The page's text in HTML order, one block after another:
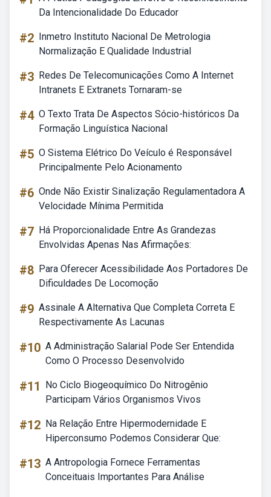
Da Intencionalidade Do Educador
#2 Inmetro Instituto Nacional De Metrologia
Normalização E Qualidade Industrial
#3 Redes De Telecomunicações Como A Internet
Intranets E Extranets Tornaram-se
#4 O Texto Trata De Aspectos Sócio-históricos Da
Formação Linguística Nacional
#5 O Sistema Elétrico Do Veículo é Responsável
Principalmente Pelo Acionamento
#6 Onde Não Existir Sinalização Regulamentadora A
Velocidade Mínima Permitida
#7 Há Proporcionalidade Entre As Grandezas
Envolvidas Apenas Nas Afirmações:
#8 Para Oferecer Acessibilidade Aos Portadores De
Dificuldades De Locomoção
#9 Assinale A Alternativa Que Completa Correta E
Respectivamente As Lacunas
#10 A Administração Salarial Pode Ser Entendida
Como O Processo Desenvolvido
#11
No Ciclo Biogeoquímico Do Nitrogênio
Participam Vários Organismos Vivos
#12 Na Relação Entre Hipermodernidade E
Hiperconsumo Podemos Considerar Que:
#13 A Antropologia Fornece Ferramentas
Conceituais Importantes Para Análise